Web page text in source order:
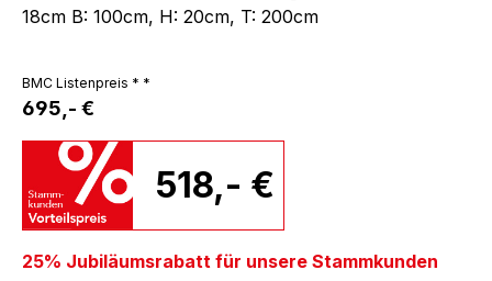
18cm B: 100cm, H: 20cm, T: 200cm
BMC Listenpreis * *
695,- €
518,- €
25% Jubiläumsrabatt für unsere Stammkunden